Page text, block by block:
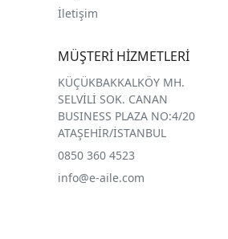
İletişim
MÜŞTERİ HİZMETLERİ
KÜÇÜKBAKKALKÖY MH.
SELVİLİ SOK. CANAN
BUSINESS PLAZA NO:4/20
ATAŞEHİR/İSTANBUL
0850 360 4523
info@e-aile.com